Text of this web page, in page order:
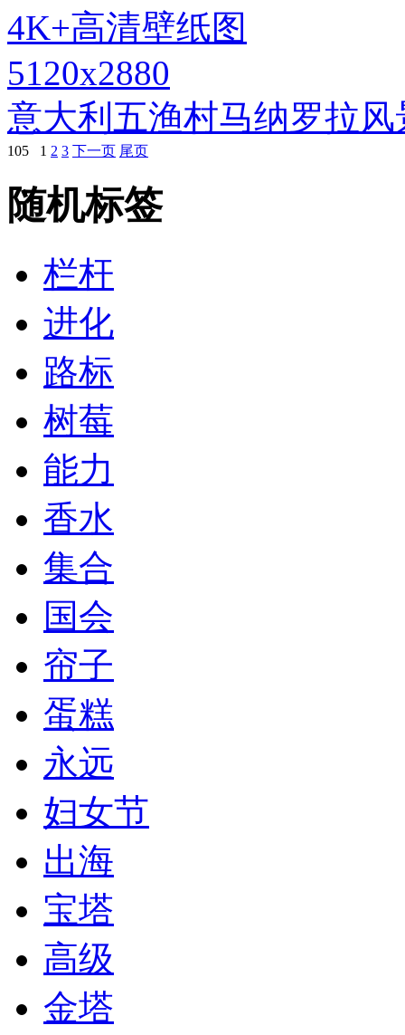
5120x2880
意大利五渔村马纳罗拉
105 1 2 3 下一页 尾页
随机标签
栏杆
进化
路标
树莓
能力
香水
集合
国会
帘子
蛋糕
永远
妇女节
出海
宝塔
高级
金塔